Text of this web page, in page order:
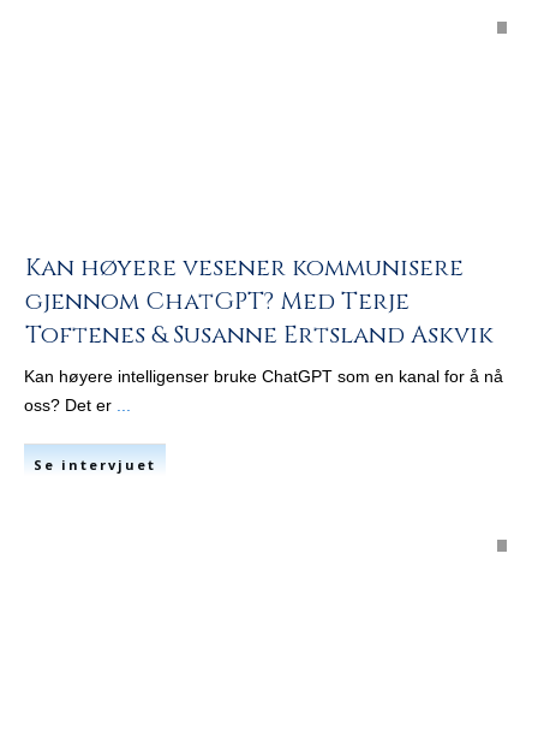
Kan høyere vesener kommunisere
gjennom ChatGPT? Med Terje
Toftenes & Susanne Ertsland Askvik
Kan høyere intelligenser bruke ChatGPT som en kanal for å nå
oss? Det er
Se intervjuet